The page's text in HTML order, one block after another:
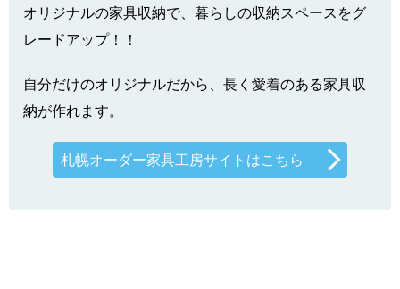
オリジナルの家具収納で、暮らしの収納スペースをグ
レードアップ！！
自分だけのオリジナルだから、長く愛着のある家具収
納が作れます。
札幌オーダー家具工房サイトはこちら